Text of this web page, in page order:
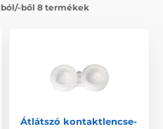
ből 8 termékek
Átlátszó kontaktlencse-